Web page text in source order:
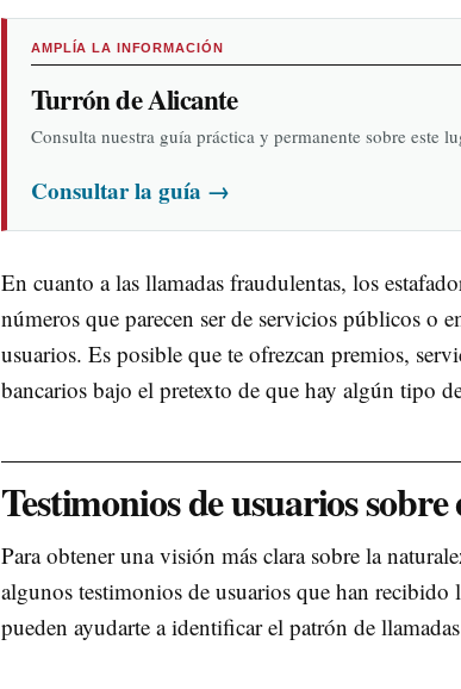
AMPLÍA LA INFORMACIÓN
Turrón de Alicante
Consulta nuestra guía práctica y permanente sobre este
Consultar la guía →
En cuanto a las llamadas fraudulentas, los
números que parecen ser de servicios públicos o
usuarios. Es posible que te ofrezcan premios,
bancarios bajo el pretexto de que hay algún tipo
Testimonios de usuarios
Para obtener una visión más clara sobre la
algunos testimonios de usuarios que han recibido
pueden ayudarte a identificar el patrón de